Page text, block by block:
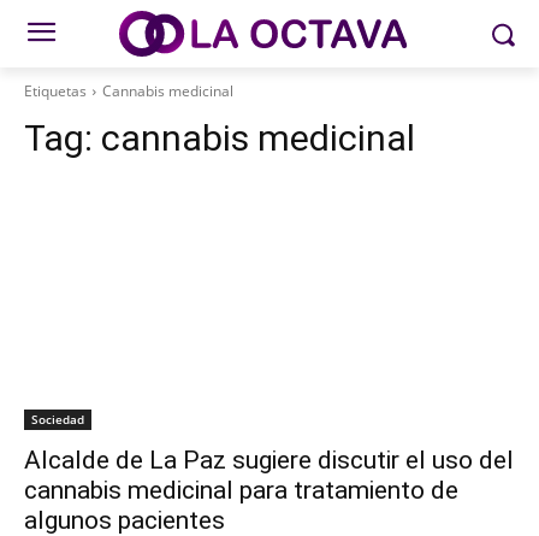
Etiquetas Cannabis medicinal
Tag: cannabis medicinal
Sociedad
Alcalde de La Paz sugiere discutir el uso del
cannabis medicinal para tratamiento de
algunos pacientes